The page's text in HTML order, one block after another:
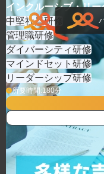
TOP > 研修プログラム > イン
インクルーシブ・リ
中堅社員研修
管理職研修
ダイバーシティ研修
マインドセット研修
リーダーシップ研修
所要時間:180分